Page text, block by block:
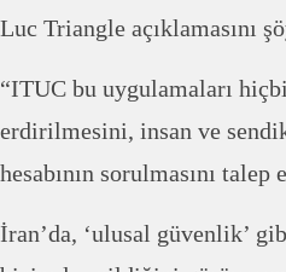
Luc Triangle açıklamasını
“ITUC bu uygulamaları
erdirilmesini, insan ve
hesabının sorulmasını talep
İran’da, ‘ulusal güvenlik’